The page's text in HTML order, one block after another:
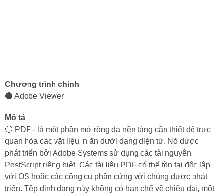
Chương trình chính
🔵 Adobe Viewer
Mô tả
🔵 PDF - là một phần mở rộng đa nền tảng cần thiết để trực
quan hóa các vật liệu in ấn dưới dạng điện tử. Nó được
phát triển bởi Adobe Systems sử dụng các tài nguyên
PostScript riêng biệt. Các tài liệu PDF có thể tồn tại độc lập
với OS hoặc các công cụ phần cứng với chúng được phát
triển. Tệp định dạng này không có hạn chế về chiều dài, một